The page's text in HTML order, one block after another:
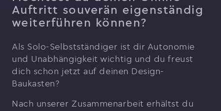
Auftritt souverän eigenständig
weiterführen können?
Als Solo-Selbstständiger ist dir Autonomie
und Unabhängigkeit wichtig und du freust
dich schon jetzt auf deinen Design-
Baukasten?
Nach unserer Zusammenarbeit erhältst du